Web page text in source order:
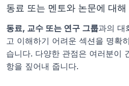
동료 또는 멘토와 논문에 대해
동료, 교수 또는 연구 그룹과의 대
고 이해하기 어려운 섹션을 명확
습니다. 다양한 관점은 여러분이
항을 짚어내 줍니다.